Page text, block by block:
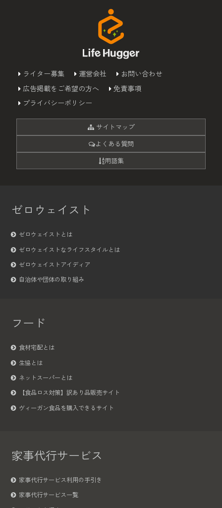
ライター募集 運営会社
お問い合わせ
広告掲載をご希望の方へ
免責事項
プライバシーポリシー
サイトマップ
よくある質問
用語集
ゼロウェイスト
ゼロウェイストとは
ゼロウェイストなライフスタイルとは
ゼロウェイストアイディア
自治体や団体の取り組み
フード
食材宅配とは
生協とは
ネットスーパーとは
【食品ロス対策】訳あり品販売サイト
ヴィーガン食品を購入できるサイト
家事代行サービス
家事代行サービス利用の手引き
家事代行サービス一覧